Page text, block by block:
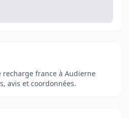
recharge france à Audierne
avis et coordonnées.